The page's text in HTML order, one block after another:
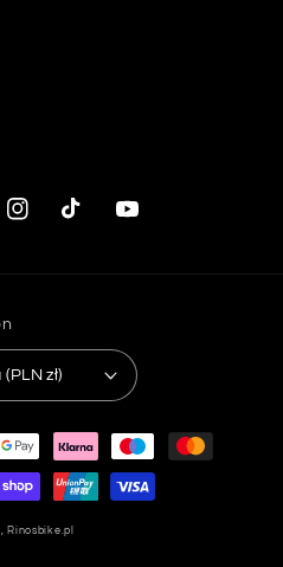
InstagramTikTok Youtube
zł)
Rinosbike.pl